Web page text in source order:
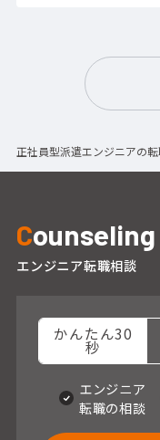
正社員型派遣エンジニアの
Counseling
エンジニア転職相談
かんたん30
秒
エンジニア
転職の相談